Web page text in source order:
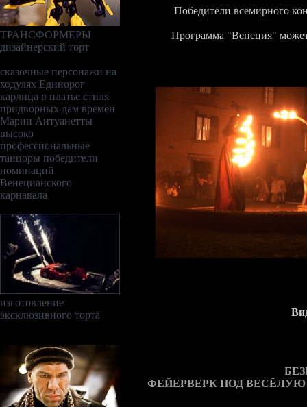
ТРАНСФОРМЕРЫ
дизайнерский торт
сказочные персонажи на
ходулях Единорог
карлица в платье стиля
придворных дам времён
Марии Антуанетты
высоко
профессиональные
танцоры победители
номинаций
Венецианского
карнавала
изготовление
эксклюзивного торта
Победители всемирного
Программа "Венеция"
ФЕЙЕРВЕРК ПОД